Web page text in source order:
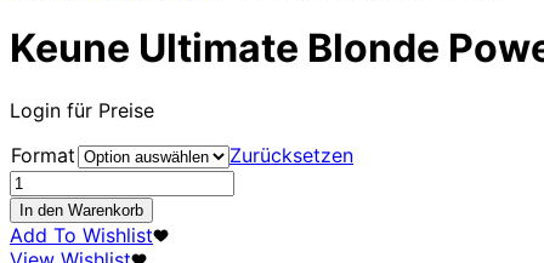
Keune Ultimate Blonde
Login für Preise
Format
Zurücksetzen
Keune
Ultimate
Blonde
Power
In den Warenkorb
Add To Wishlist